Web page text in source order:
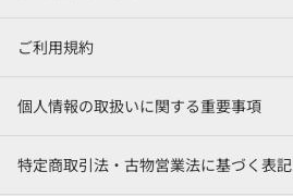
ご利用規約
個人情報の取扱いに関する重要事項
特定商取引法・古物営業法に基づく表記